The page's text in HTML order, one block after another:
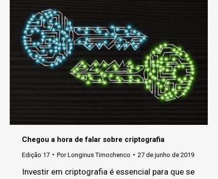
Chegou a hora de falar sobre criptografia
Edição 17 PorLonginus Timochenco 27 de junho de 2019
Investir em criptografia é essencial para que se